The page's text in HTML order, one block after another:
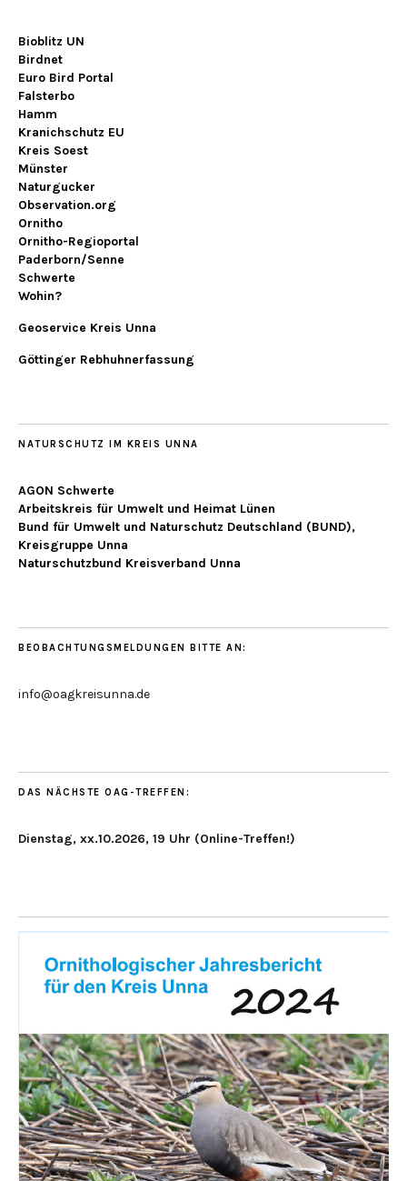
Bioblitz UN
Birdnet
Euro Bird Portal
Falsterbo
Hamm
Kranichschutz EU
Kreis Soest
Münster
Naturgucker
Observation.org
Ornitho
Ornitho-Regioportal
Paderborn/Senne
Schwerte
Wohin?
Geoservice Kreis Unna
Göttinger Rebhuhnerfassung
NATURSCHUTZ IM KREIS UNNA
AGON Schwerte
Arbeitskreis für Umwelt und Heimat Lünen
Bund für Umwelt und Naturschutz Deutschland (BUND),
Kreisgruppe Unna
Naturschutzbund Kreisverband Unna
BEOBACHTUNGSMELDUNGEN BITTE AN:
info@oagkreisunna.de
DAS NÄCHSTE OAG-TREFFEN:
Dienstag, xx.10.2026, 19 Uhr (Online-Treffen!)